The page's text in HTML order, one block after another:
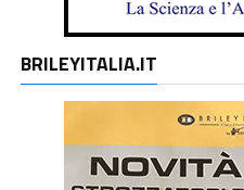
BRILEYITALIA.IT